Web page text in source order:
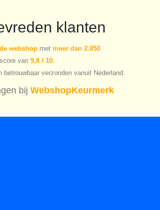
klanten
webshop met meer dan 2.850
van 9,8 / 10
verzonden vanuit Nederland.
bij WebshopKeurmerk